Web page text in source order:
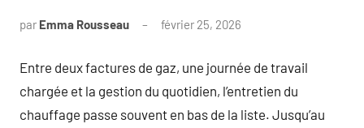
par Emma Rousseau février 25, 2026
Entre deux factures de gaz, une journée de travail
chargée et la gestion du quotidien, l’entretien du
chauffage passe souvent en bas de la liste. Jusqu’au